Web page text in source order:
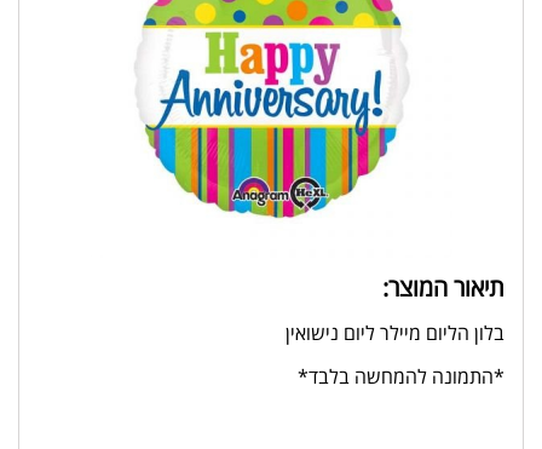
תיאור המוצר:
בלון הליום מיילר ליום נישואין
*התמונה להמחשה בלבד*